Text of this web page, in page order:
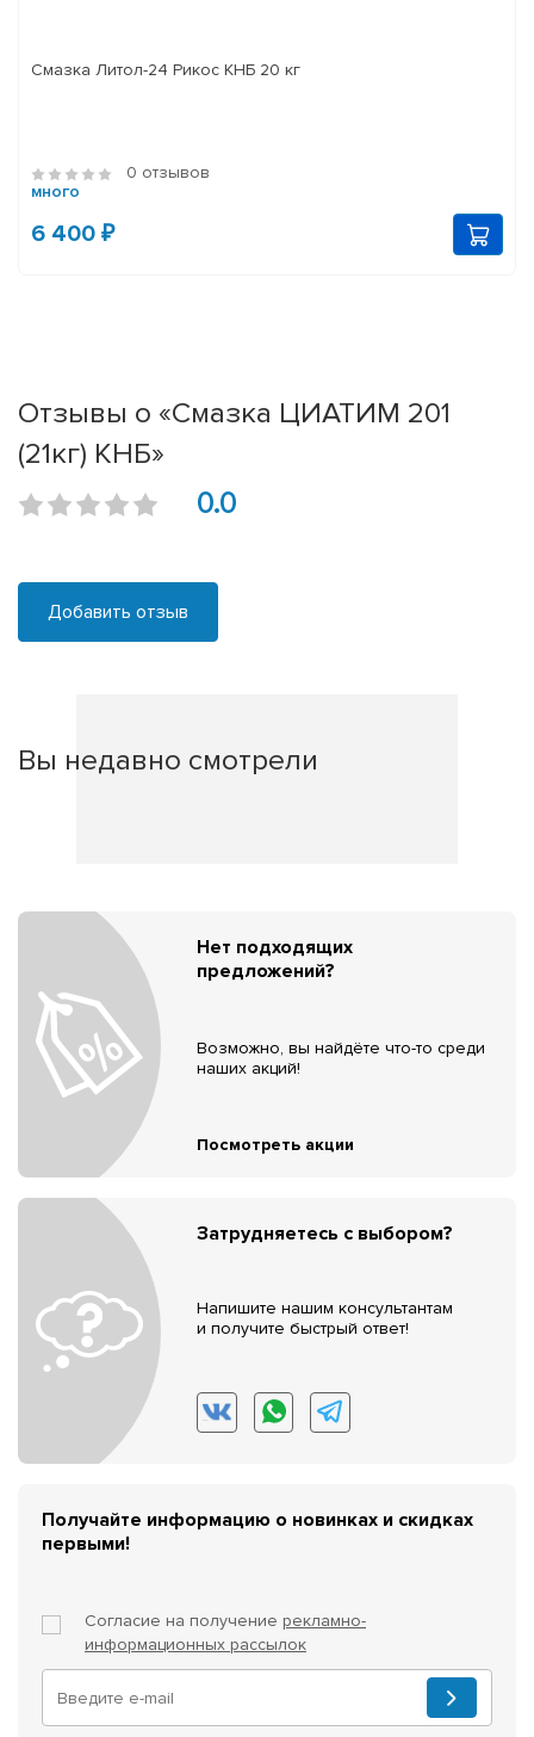
Смазка Литол-24 Рикос КНБ 20 кг
0 отзывов
много
6 400 ₽
Отзывы о «Смазка ЦИАТИМ 201
(21кг) КНБ»
0.0
Добавить отзыв
Вы недавно смотрели
Нет подходящих
предложений?
Возможно, вы найдёте что-то среди
наших акций!
Посмотреть акции
Затрудняетесь с выбором?
Напишите нашим консультантам
и получите быстрый ответ!
Получайте информацию о новинках и скидках
первыми!
Согласие на получение рекламно-
информационных рассылок